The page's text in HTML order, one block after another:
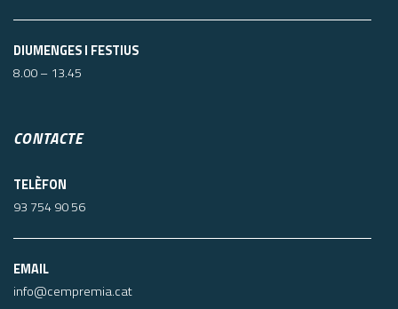
DIUMENGES I FESTIUS
8.00 – 13.45
CONTACTE
TELÈFON
93 754 90 56
EMAIL
info@cempremia.cat